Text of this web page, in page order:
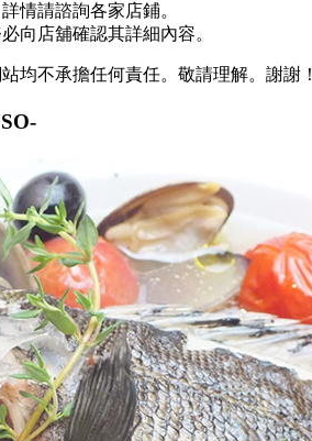
情請諮詢各家店鋪。
向店舖確認其詳細內容。
均不承擔任何責任。敬請理解。謝謝！